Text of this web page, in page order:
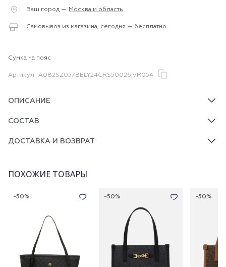
Ваш город — Москва и область
Самовывоз из магазина, сегодня — бесплатно
Сумка на пояс
Артикул A082SZ057BELY24CRS50026.VR054
ОПИСАНИЕ
СОСТАВ
ДОСТАВКА И ВОЗВРАТ
ПОХОЖИЕ ТОВАРЫ
-50% -50% -50%